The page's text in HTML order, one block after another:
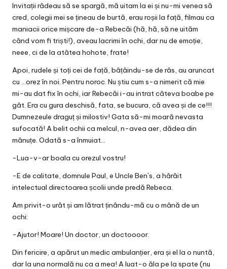
Invitații râdeau să se spargă, mă uitam la ei și nu-mi venea să
cred, colegii mei se țineau de burtă, erau roșii la față, filmau ca
maniacii orice mișcare de-a Rebecăi (hă, hă, să ne uităm
când vom fi triști!), aveau lacrimi în ochi, dar nu de emoție,
neee, ci de la atâtea hohote, frate!
Apoi, rudele și toți cei de față, bâțâindu-se de râs, au aruncat
cu …orez în noi. Pentru noroc. Nu știu cum s-a nimerit că mie
mi-au dat fix în ochi, iar Rebecăi i-au intrat câteva boabe pe
gât. Era cu gura deschisă, fata, se bucura, că avea și de ce!!!
Dumnezeule draguț și milostiv! Gata să-mi moară nevasta
sufocată! A belit ochii ca melcul, n-avea aer, dădea din
mânuțe. Odată s-a înmuiat…
-Lua-v-ar boala cu orezul vostru!
-E de calitate, domnule Paul, e Uncle Ben`s, a hârâit
intelectual directoarea școlii unde predă Rebeca.
Am privit-o urât și am lătrat ținându-mă cu o mână de un
ochi:
-Ajutor! Moare! Un doctor, un doctoooor.
Din fericire, a apărut un medic ambulanțier, era și el la o nuntă,
dar la una normală nu ca a mea! A luat-o ăla pe la spate (nu